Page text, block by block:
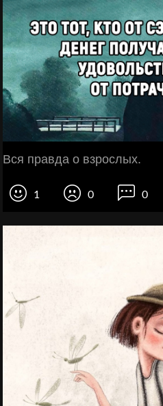
Вся правда о взрослых.
1 0 0